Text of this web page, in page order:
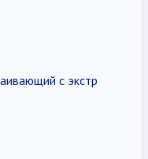
с экстр